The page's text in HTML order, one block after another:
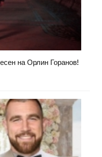
на Орлин Горанов!